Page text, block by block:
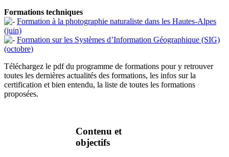
Formations techniques
Formation à la photographie naturaliste dans les Hautes-Alpes
(juin)
Formation sur les Systèmes d’Information Géographique (SIG)
(octobre)
Téléchargez le pdf du programme de formations pour y retrouver
toutes les dernières actualités des formations, les infos sur la
certification et bien entendu, la liste de toutes les formations
proposées.
Contenu et
objectifs